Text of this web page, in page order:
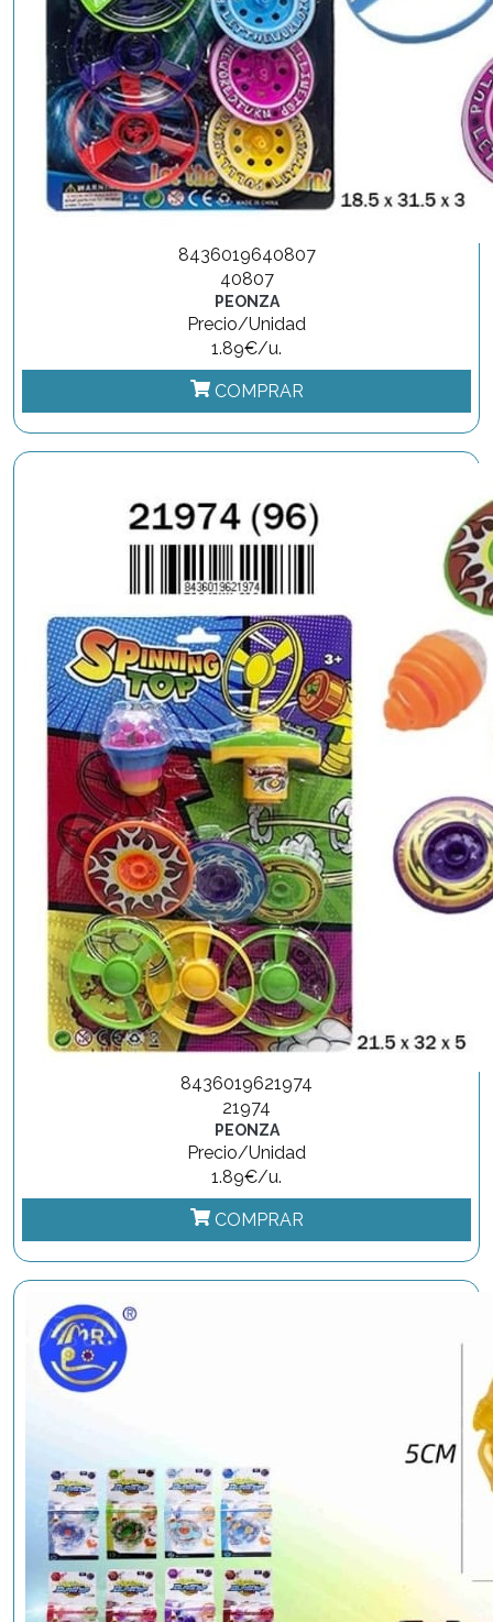
8436019640807
40807
PEONZA
Precio/Unidad
1.89€/u.
COMPRAR
8436019621974
21974
PEONZA
Precio/Unidad
1.89€/u.
COMPRAR